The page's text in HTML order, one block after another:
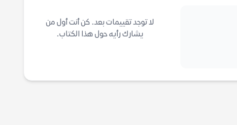
لا توجد تقييمات بعد. كن أنت أول من
يشارك رأيه حول هذا الكتاب.